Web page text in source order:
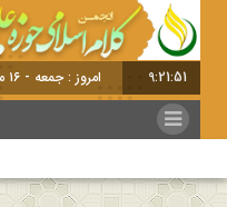
9:21:52 امروز : جمعه - ۱۶ مرداد - ۱۴۰۵